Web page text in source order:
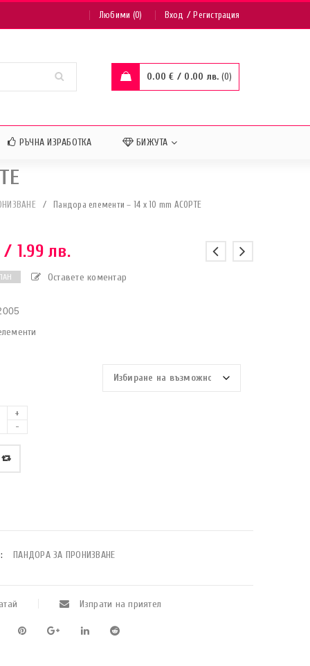
Любими (0) Вход /Регистрация
0.00€ / 0.00 лв. 0
РЪЧНА ИЗРАБОТКА БИЖУТА
/ Пандора елементи – 14 x 10 mm АСОРТЕ
/ 1.99 лв.
Оставете коментар
ПАНДОРА ЗА ПРОНИЗВАНЕ
Изпрати на приятел